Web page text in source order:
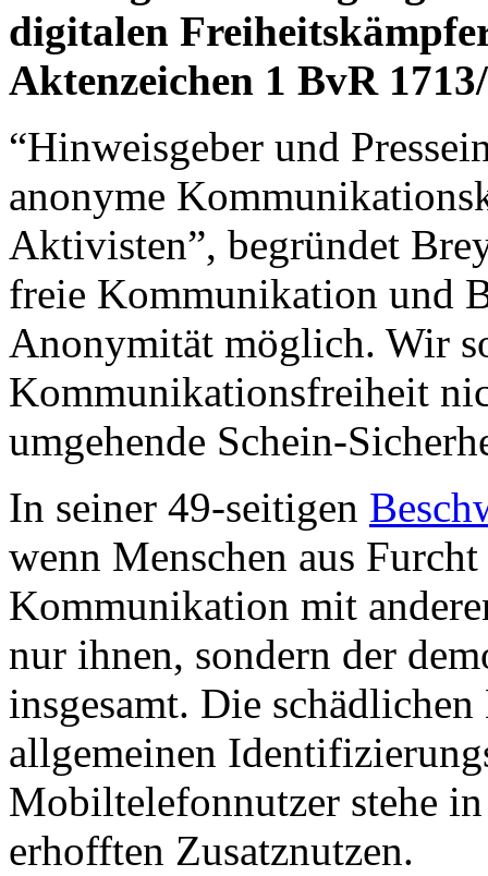
digitalen
Aktenzeichen 1 BvR
“Hinweisgeber und
anonyme
Aktivisten”, begründet
freie Kommunikation und
Anonymität möglich. Wir
Kommunikationsfreiheit
umgehende Schein-
In seiner 49-seitigen
wenn Menschen aus
Kommunikation mit
nur ihnen, sondern der
insgesamt. Die
allgemeinen
Mobiltelefonnutzer stehe
erhofften Zusatznutzen.